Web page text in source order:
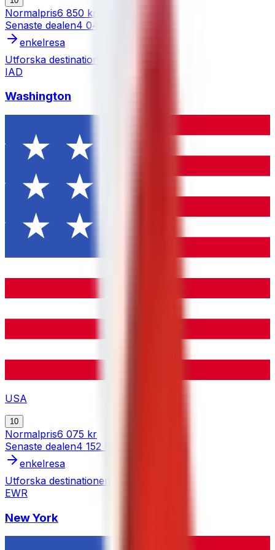
Normalpris6 850 kr
Senaste dealen4 041 kr
enkelresa
Utforska destinationen
IAD
Washington
USA
10
Normalpris6 075 kr
Senaste dealen4 152 kr
enkelresa
Utforska destinationen
EWR
New York